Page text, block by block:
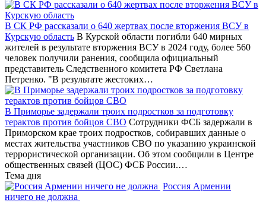
В СК РФ рассказали о 640 жертвах после вторжения ВСУ в
Курскую область В Курской области погибли 640 мирных
жителей в результате вторжения ВСУ в 2024 году, более 560
человек получили ранения, сообщила официальный
представитель Следственного комитета РФ Светлана
Петренко. "В результате жестоких…
В Приморье задержали троих подростков за подготовку
терактов против бойцов СВО Сотрудники ФСБ задержали в
Приморском крае троих подростков, собиравших данные о
местах жительства участников СВО по указанию украинской
террористической организации. Об этом сообщили в Центре
общественных связей (ЦОС) ФСБ России.…
Тема дня
Россия Армении
ничего не должна